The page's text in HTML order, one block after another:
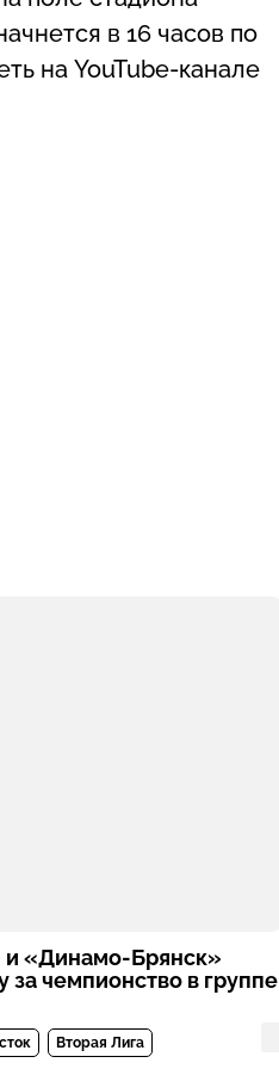
в 16 часов по
на YouTube-канале
«Динамо-Брянск»
чемпионство в группе
Вторая Лига